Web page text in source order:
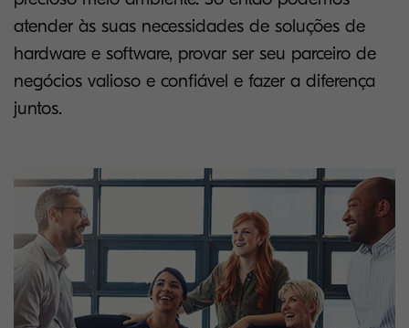
atender às suas necessidades de soluções de
hardware e software, provar ser seu parceiro de
negócios valioso e confiável e fazer a diferença
juntos.